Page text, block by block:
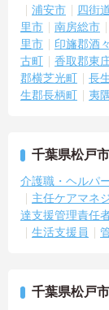
浦安市
四街
里市
南房総市
里市
印旛郡酒
古町
香取郡東
郡横芝光町
長
生郡長柄町
夷
千葉県松戸
介護職・ヘルパ
主任ケアマネ
達支援管理責任
生活支援員
千葉県松戸